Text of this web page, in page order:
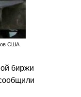
США.
биржи